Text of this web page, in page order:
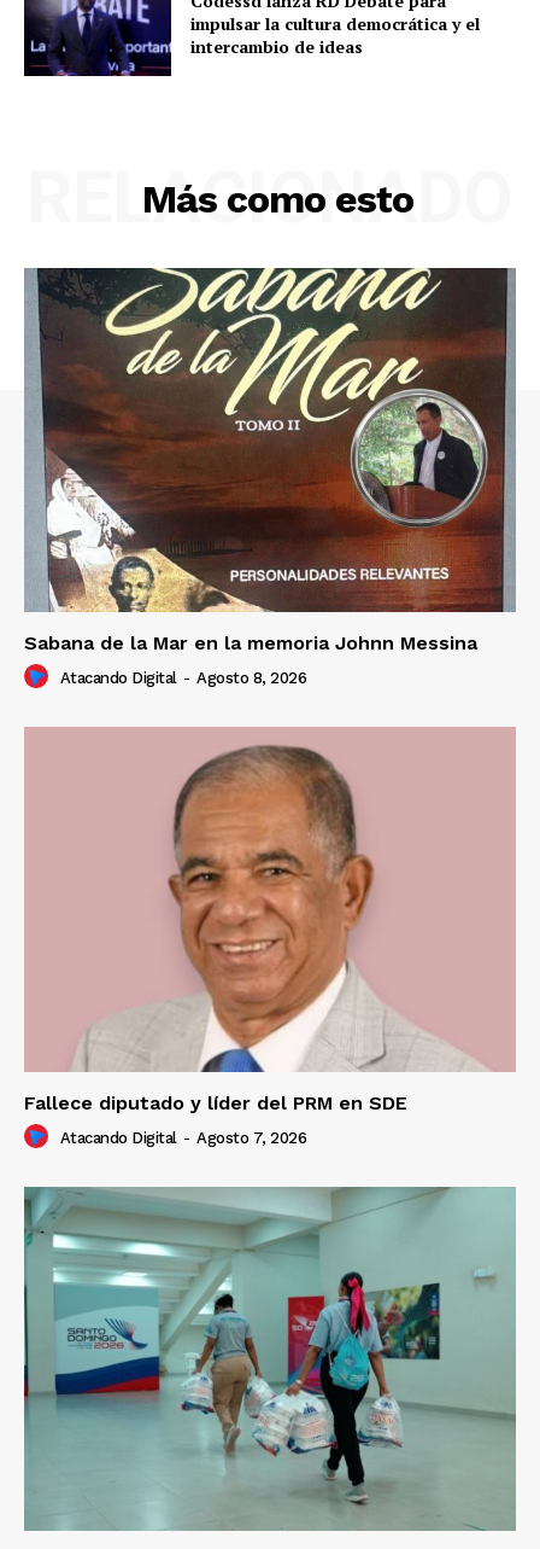
impulsar la cultura democrática y el
intercambio de ideas
Más como esto
RELACIONADO
Sabana de la Mar en la memoria Johnn Messina
Atacando Digital - Agosto 8, 2026
Fallece diputado y líder del PRM en SDE
Atacando Digital - Agosto 7, 2026